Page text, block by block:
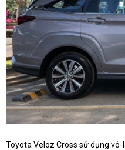
Toyota Veloz Cross sử dụng